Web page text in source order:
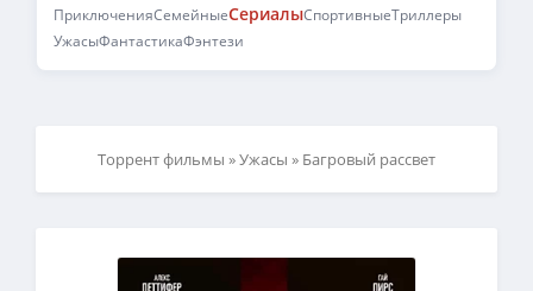
ПриключенияСемейныеСериалыСпортивныеТриллеры
УжасыФантастикаФэнтези
Торрент фильмы »Ужасы » Багровый рассвет